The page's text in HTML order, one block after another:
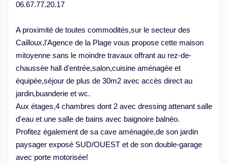
06.67.77.20.17
A proximité de toutes commodités,sur le secteur des
Cailloux,l'Agence de la Plage vous propose cette maison
mitoyenne sans le moindre travaux offrant au rez-de-
chaussée hall d'entrée,salon,cuisine aménagée et
équipée,séjour de plus de 30m2 avec accès direct au
jardin,buanderie et wc.
Aux étages,4 chambres dont 2 avec dressing attenant salle
d'eau et une salle de bains avec baignoire balnéo.
Profitez également de sa cave aménagée,de son jardin
paysager exposé SUD/OUEST et de son double-garage
avec porte motorisée!